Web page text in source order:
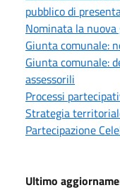
pubblico di
Nominata la
Giunta comunale:
Giunta comunale:
assessorili
Processi
Strategia
Partecipazione
Ultimo